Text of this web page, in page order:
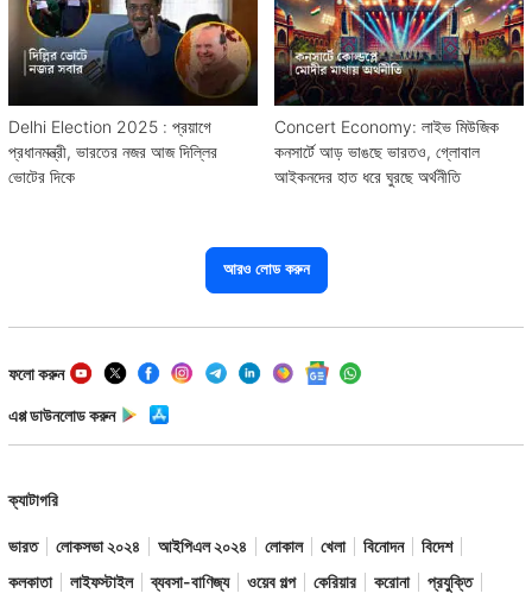
Delhi Election 2025 : প্রয়াগে
প্রধানমন্ত্রী, ভারতের নজর আজ দিল্লির
ভোটের দিকে
Concert Economy: লাইভ মিউজিক
কনসার্টে আড় ভাঙছে ভারতও, গ্লোবাল
আইকনদের হাত ধরে ঘুরছে অর্থনীতি
আরও লোড করুন
ফলো করুন
এপ্প ডাউনলোড করুন
ক্যাটাগরি
ভারত লোকসভা ২০২৪ আইপিএল ২০২৪ লোকাল খেলা বিনোদন
বিদেশ
কলকাতা
লাইফস্টাইল ব্যবসা-বাণিজ্য ওয়েব গল্প কেরিয়ার করোনা
প্রযুক্তি